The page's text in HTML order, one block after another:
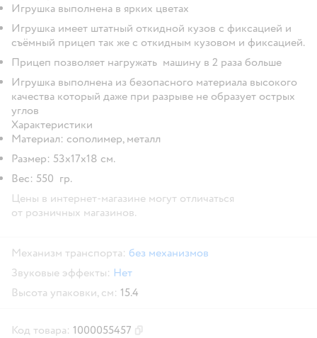
Игрушка выполнена в ярких цветах
Игрушка имеет штатный откидной кузов с фиксацией и
съёмный прицеп так же с откидным кузовом и фиксацией.
Прицеп позволяет нагружать машину в 2 раза больше
Игрушка выполнена из безопасного материала высокого
качества который даже при разрыве не образует острых
углов
Характеристики
Материал: сополимер, металл
Размер: 53х17х18 см.
Вес: 550 гр.
Цены в интернет-магазине могут отличаться
от розничных магазинов.
Механизм транспорта: без механизмов
Звуковые эффекты: Нет
Высота упаковки, см: 15.4
Код товара: 1000055457